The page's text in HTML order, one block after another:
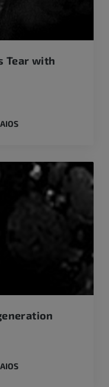
Tear with